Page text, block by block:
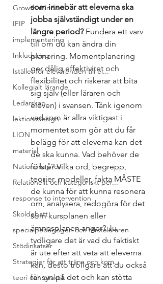
Growth mindset
IFIP
implementering
Inkludering
Istället för elevärenden till el...
Kollegialt lärande
Ledarskap
lektionsdesign
LION
material
Nationella prov
Relationellt och kategoriskt per...
response to intervention
Skoldebatt
specialpedagogen och försteläraren
Stödinsatser
Strategier för att träna och kom...
teori och praktik
som innebär att eleverna ska
jobba självständigt under en
längre period? Fundera ett varv
till om du kan ändra din
planering. Momentplanering
ger dålig effektivitet och
flexibilitet och riskerar att bita
sig själv (eller läraren och
eleven) i svansen. Tänk igenom
vad som är allra viktigast i
momentet som gör att du får
belägg för att eleverna kan det
de ska kunna. Vad behöver de
förstå? Vilka ord, begrepp,
teorier, modeller, fakta MÅSTE
de kunna för att kunna resonera
om, analysera, redogöra för det
som kursplanen eller
ämnesplanen anger? Ju
tydligare det är vad du faktiskt
är ute efter att veta att eleverna
kan, desto troligare att du också
får syn på det och kan stötta